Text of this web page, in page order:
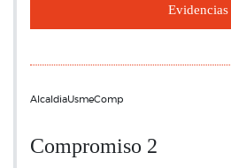
Evidencias
AlcaldiaUsmeComp
Compromiso 2